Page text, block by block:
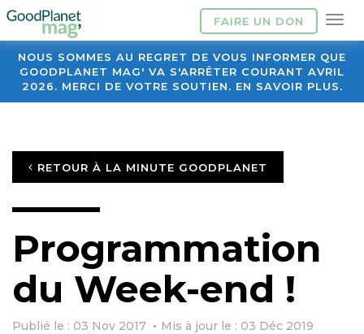
FAIRE UN DON
NOUS SOMMES AU REGRET DE VOUS INFORMER QUE
GOODPLANET MAG' VA S'ARRÊTER COURANT AVRIL
2026. MERCI DE VOTRE SOUTIEN. EN SAVOIR PLUS.
RETOUR À LA MINUTE GOODPLANET
Programmation
du Week-end !
Publié le : 03 Nov 2017
Mis à jour le : 03 Déc 2019